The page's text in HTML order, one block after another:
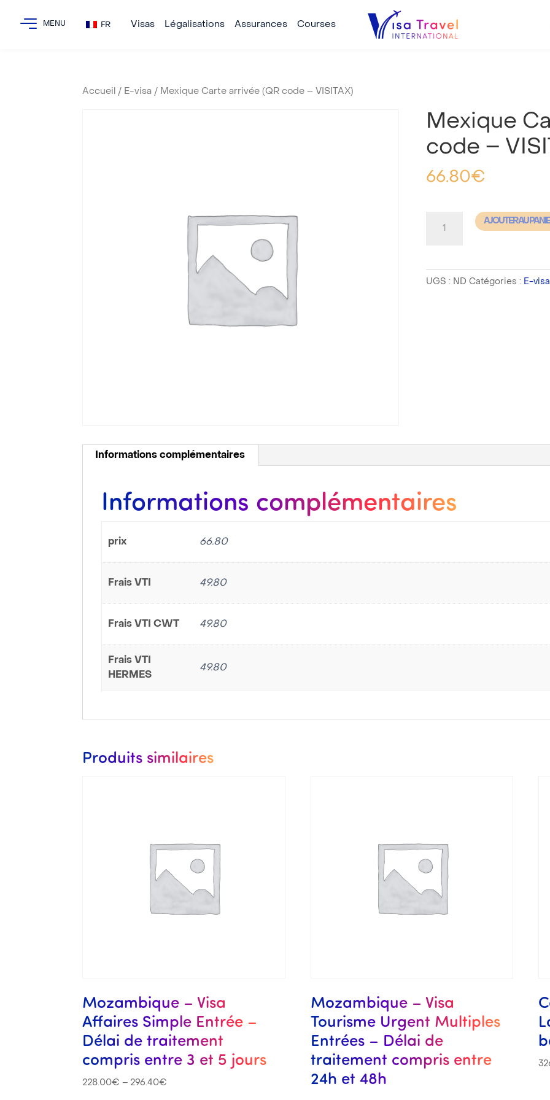
FR Visas Légalisations Assurances Courses
Accueil / E-visa / Mexique Carte arrivée (QR code – VISITAX)
Mexique
code –
66.80€
Carte
arrivée
AJOUTER AU
UGS : ND Catégories : E-visa
Informations complémentaires
Informations complémentaires
prix 66.80
Frais VTI 49.80
Frais VTI CWT 49.80
Frais VTI
HERMES
49.80
Produits similaires
Mozambique – Visa
Affaires Simple Entrée –
Délai de traitement
compris entre 3 et 5 jours
228.00€ – 296.40€
Mozambique – Visa
Tourisme Urgent Multiples
Entrées – Délai de
traitement compris entre
24h et 48h